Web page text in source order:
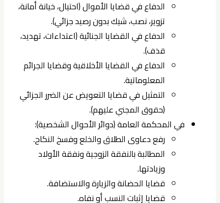
الدفاع في قضايا الأموال (احتيال، خيانة أمانة،
تزوير، نصب، شيك بدون رصيد جزائي).
الدفاع في القضايا الجنائية (اعتداءات، تهديد،
قذف).
الدفاع في القضايا الأخلاقية وقضايا الجرائم
المعلوماتية.
التمثيل في قضايا التعويض عن الضرر الجزائي
(حقوق المجني عليهم).
في المحكمة العامة (دوائر الأحوال الشخصية):
رفع دعاوى الطلاق والخلع وفسخ النكاح.
المطالبة بالنفقة الزوجية ونفقة الأولاد
وزيادتها.
قضايا الحضانة والزيارة والاستضافة.
قضايا إثبات النسب أو نفاه.